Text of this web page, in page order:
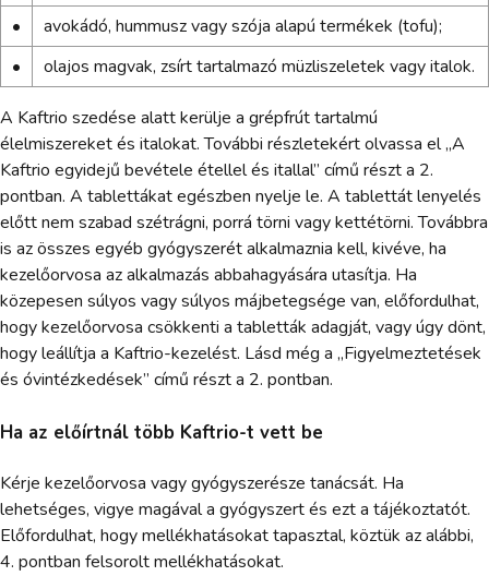
•
avokádó, hummusz vagy szója alapú termékek (tofu);
•
olajos magvak, zsírt tartalmazó müzliszeletek vagy italok.
A Kaftrio szedése alatt kerülje a grépfrút tartalmú
élelmiszereket és italokat. További részletekért olvassa el „A
Kaftrio egyidejű bevétele étellel és itallal” című részt a 2.
pontban. A tablettákat egészben nyelje le. A tablettát lenyelés
előtt nem szabad szétrágni, porrá törni vagy kettétörni. Továbbra
is az összes egyéb gyógyszerét alkalmaznia kell, kivéve, ha
kezelőorvosa az alkalmazás abbahagyására utasítja. Ha
közepesen súlyos vagy súlyos májbetegsége van, előfordulhat,
hogy kezelőorvosa csökkenti a tabletták adagját, vagy úgy dönt,
hogy leállítja a Kaftrio-kezelést. Lásd még a „Figyelmeztetések
és óvintézkedések” című részt a 2. pontban.
Ha az előírtnál több Kaftrio-t vett be
Kérje kezelőorvosa vagy gyógyszerésze tanácsát. Ha
lehetséges, vigye magával a gyógyszert és ezt a tájékoztatót.
Előfordulhat, hogy mellékhatásokat tapasztal, köztük az alábbi,
4. pontban felsorolt mellékhatásokat.